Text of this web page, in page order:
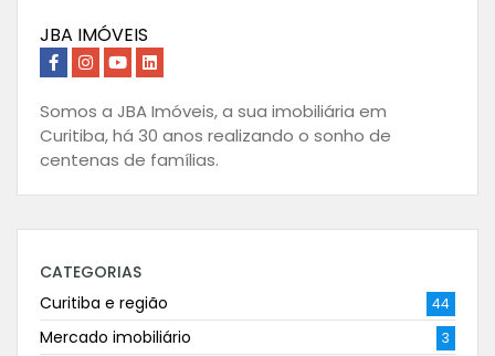
JBA IMÓVEIS
Somos a JBA Imóveis, a sua imobiliária em
Curitiba, há 30 anos realizando o sonho de
centenas de famílias.
CATEGORIAS
Curitiba e região
44
Mercado imobiliário 3